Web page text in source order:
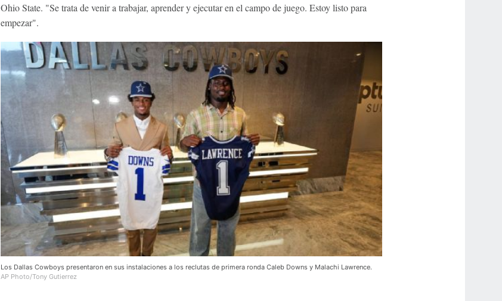
Ohio State. "Se trata de venir a trabajar, aprender y ejecutar en el campo de juego. Estoy listo para
empezar".
Los Dallas Cowboys presentaron en sus instalaciones a los reclutas de primera ronda Caleb Downs y Malachi Lawrence.
AP Photo/Tony Gutierrez